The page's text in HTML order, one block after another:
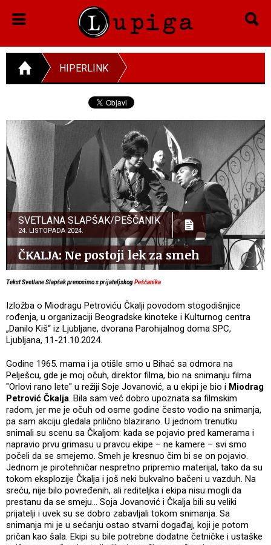
HIPERLINK
SVETLANA SLAPŠAK/PEŠČANIK
24. LISTOPADA 2024.
ČKALJA: Ne postoji lek za smeh
Tekst Svetlane Slapšak prenosimo s prijateljskogPeščanika
Izložba o Miodragu Petroviću Čkalji povodom stogodišnjice
rođenja, u organizaciji Beogradske kinoteke i Kulturnog centra
„Danilo Kiš“ iz Ljubljane, dvorana Parohijalnog doma SPC,
Ljubljana, 11-21.10.2024.
Godine 1965. mama i ja otišle smo u Bihać sa odmora na
Pelješcu, gde je moj očuh, direktor filma, bio na snimanju filma
"Orlovi rano lete" u režiji Soje Jovanović, a u ekipi je bio i Miodrag
Petrović Čkalja. Bila sam već dobro upoznata sa filmskim
radom, jer me je očuh od osme godine često vodio na snimanja,
pa sam akciju gledala prilično blazirano. U jednom trenutku
snimali su scenu sa Čkaljom: kada se pojavio pred kamerama i
napravio prvu grimasu u pravcu ekipe – ne kamere – svi smo
počeli da se smejemo. Smeh je kresnuo čim bi se on pojavio.
Jednom je pirotehničar nespretno pripremio materijal, tako da su
tokom eksplozije Čkalja i još neki bukvalno bačeni u vazduh. Na
sreću, nije bilo povređenih, ali rediteljka i ekipa nisu mogli da
prestanu da se smeju… Soja Jovanović i Čkalja bili su veliki
prijatelji i uvek su se dobro zabavljali tokom snimanja. Sa
snimanja mi je u sećanju ostao stvarni događaj, koji je potom
pričan kao šala. Ekipi su bile potrebne dodatne četničke i ustaške